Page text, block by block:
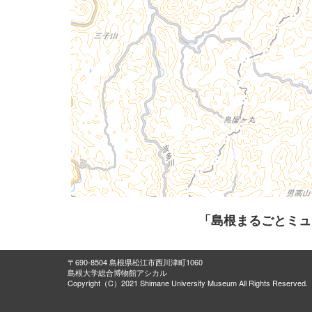
「島根まるごとミ
〒690-8504 島根県松江市西川津町1060
島根大学総合博物館アシカル
Copyright（C）2021 Shimane University Museum All Rights Reserved.